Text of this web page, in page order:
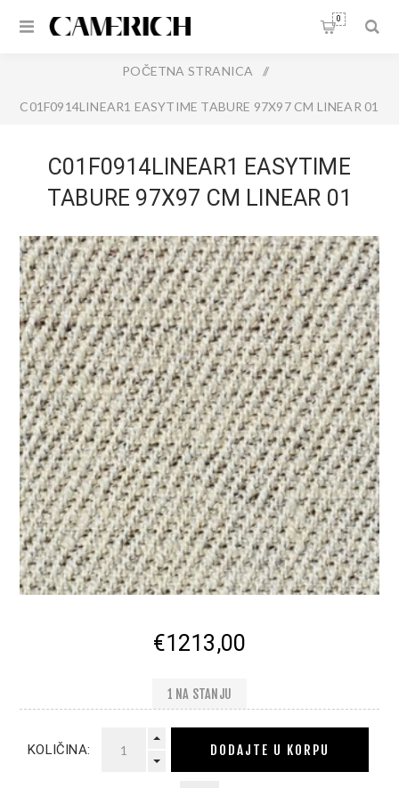
0
POČETNA STRANICA /
C01F0914LINEAR1 EASYTIME TABURE 97X97 CM LINEAR 01
C01F0914LINEAR1 EASYTIME
TABURE 97X97 CM LINEAR 01
€1213,00
1 NA STANJU
KOLIČINA: DODAJTE U KORPU